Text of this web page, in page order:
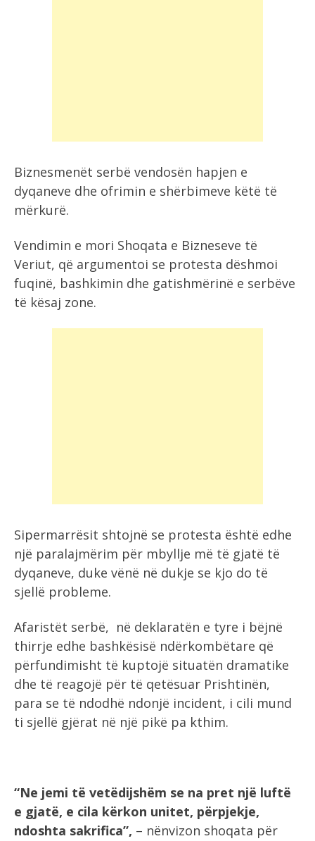
Biznesmenët serbë vendosën hapjen e
dyqaneve dhe ofrimin e shërbimeve këtë të
mërkurë.
Vendimin e mori Shoqata e Bizneseve të
Veriut, që argumentoi se protesta dëshmoi
fuqinë, bashkimin dhe gatishmërinë e serbëve
të kësaj zone.
Sipermarrësit shtojnë se protesta është edhe
një paralajmërim për mbyllje më të gjatë të
dyqaneve, duke vënë në dukje se kjo do të
sjellë probleme.
Afaristët serbë, në deklaratën e tyre i bëjnë
thirrje edhe bashkësisë ndërkombëtare që
përfundimisht të kuptojë situatën dramatike
dhe të reagojë për të qetësuar Prishtinën,
para se të ndodhë ndonjë incident, i cili mund
ti sjellë gjërat në një pikë pa kthim.
“Ne jemi të vetëdijshëm se na pret një luftë
e gjatë, e cila kërkon unitet, përpjekje,
ndoshta sakrifica”, – nënvizon shoqata për